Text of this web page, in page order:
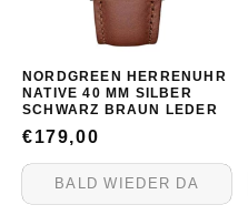
NORDGREEN HERRENUHR
NATIVE 40 MM SILBER
SCHWARZ BRAUN LEDER
NORMALER
PREIS
€179,00
BALD WIEDER DA